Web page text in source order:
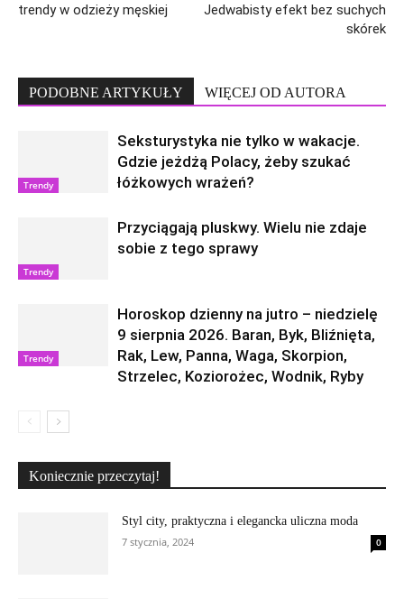
trendy w odzieży męskiej
Jedwabisty efekt bez suchych
skórek
PODOBNE ARTYKUŁY WIĘCEJ OD AUTORA
Trendy
Seksturystyka nie tylko w wakacje.
Gdzie jeżdżą Polacy, żeby szukać
łóżkowych wrażeń?
Trendy
Przyciągają pluskwy. Wielu nie zdaje
sobie z tego sprawy
Trendy
Horoskop dzienny na jutro – niedzielę
9 sierpnia 2026. Baran, Byk, Bliźnięta,
Rak, Lew, Panna, Waga, Skorpion,
Strzelec, Koziorożec, Wodnik, Ryby
Koniecznie przeczytaj!
Styl city, praktyczna i elegancka uliczna moda
7 stycznia, 2024
0